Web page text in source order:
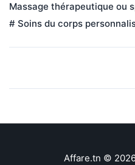
Massage thérapeutique ou
# Soins du corps
Affare.tn ©